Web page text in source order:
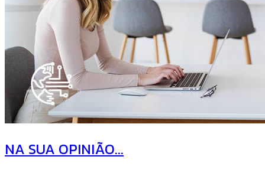
NA SUA OPINIÃO...